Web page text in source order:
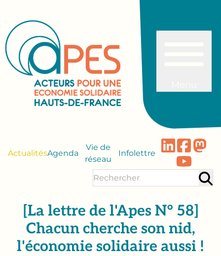
ActualitésAgenda
Vie de
réseau
Infolettre
[La lettre de l'Apes N° 58]
Chacun cherche son nid,
l'économie solidaire aussi !